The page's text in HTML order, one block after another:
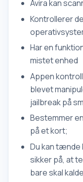
Avira kan
Kontrollerer
Har en
mistet enhed
Appen
blevet
jailbreak på
Bestemmer
på et kort;
Du kan tænde
sikker på, at
bare skal